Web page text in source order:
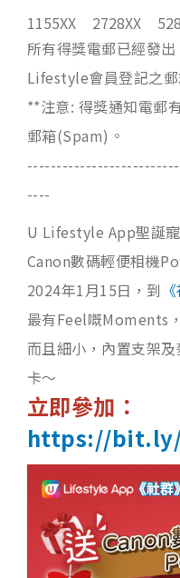
1155XX
2728XX
所有得獎電郵已經發
Lifestyle會員登記之郵
**注意: 得獎通知電郵
郵箱(Spam)。
----
U Lifestyle App聖誕
Canon數碼輕便相機
2024年1月15日，到
最有Feel嘅Moments
而且細小，內置支架
卡～
立即參加：
https://bit.ly/